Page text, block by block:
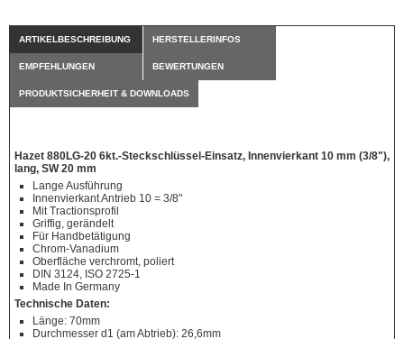
ARTIKELBESCHREIBUNG HERSTELLERINFOS
EMPFEHLUNGEN BEWERTUNGEN
PRODUKTSICHERHEIT & DOWNLOADS
Hazet 880LG-20 6kt.-Steckschlüssel-Einsatz, Innenvierkant 10 mm (3/8"),
lang, SW 20 mm
Lange Ausführung
Innenvierkant Antrieb 10 = 3/8"
Mit Tractionsprofil
Griffig, gerändelt
Für Handbetätigung
Chrom-Vanadium
Oberfläche verchromt, poliert
DIN 3124, ISO 2725-1
Made In Germany
Technische Daten:
Länge: 70mm
Durchmesser d1 (am Abtrieb): 26,6mm